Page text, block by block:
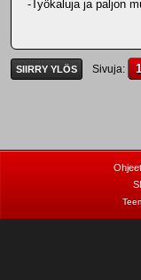
-Työkaluja ja paljon
SIIRRY YLÖS Sivuja 1
Ohjeet